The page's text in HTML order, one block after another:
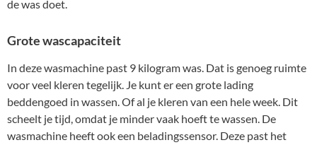
de was doet.
Grote wascapaciteit
In deze wasmachine past 9 kilogram was. Dat is genoeg ruimte
voor veel kleren tegelijk. Je kunt er een grote lading
beddengoed in wassen. Of al je kleren van een hele week. Dit
scheelt je tijd, omdat je minder vaak hoeft te wassen. De
wasmachine heeft ook een beladingssensor. Deze past het